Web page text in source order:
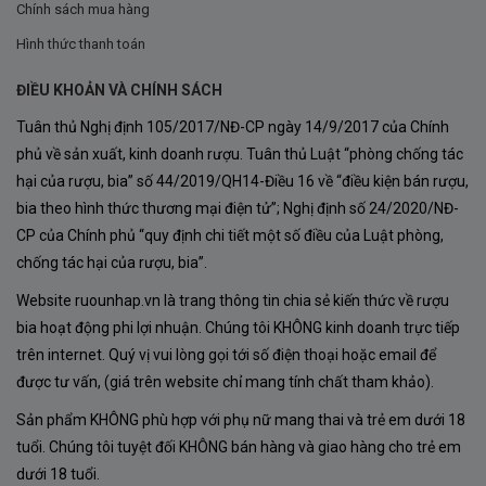
Riesling không quá béo, không ngậy như Chardonnay ủ
gỗ, mà thiên vềtươi – sắc bén – giàu khoáng
Chính sách mua hàng
Hình thức thanh toán
ĐIỀU KHOẢN VÀ CHÍNH SÁCH
Tuân thủ Nghị định 105/2017/NĐ-CP ngày 14/9/2017 của Chính
phủ về sản xuất, kinh doanh rượu. Tuân thủ Luật “phòng chống tác
hại của rượu, bia” số 44/2019/QH14-Điều 16 về “điều kiện bán rượu,
bia theo hình thức thương mại điện tử”; Nghị định số 24/2020/NĐ-
CP của Chính phủ “quy định chi tiết một số điều của Luật phòng,
chống tác hại của rượu, bia”.
Website ruounhap.vn là trang thông tin chia sẻ kiến thức về rượu
bia hoạt động phi lợi nhuận. Chúng tôi KHÔNG kinh doanh trực tiếp
trên internet. Quý vị vui lòng gọi tới số điện thoại hoặc email để
được tư vấn, (giá trên website chỉ mang tính chất tham khảo).
Sản phẩm KHÔNG phù hợp với phụ nữ mang thai và trẻ em dưới 18
tuổi. Chúng tôi tuyệt đối KHÔNG bán hàng và giao hàng cho trẻ em
dưới 18 tuổi.